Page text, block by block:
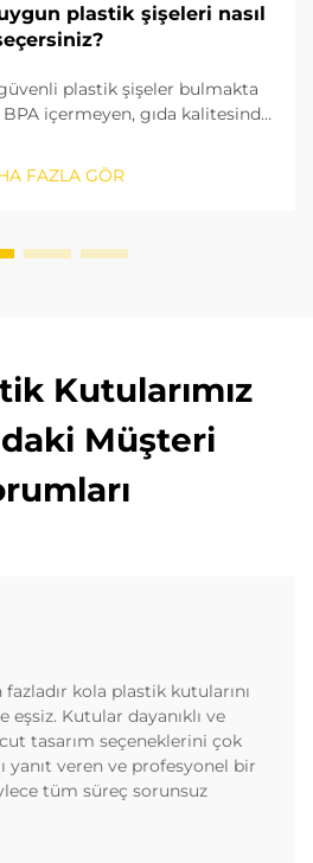
plastik şişeleri nasıl
plastik şişeler bulmakta
içermeyen, gıda kalitesinde
ve doğru boyutu nasıl
FDA ve AB standartlarına
FAZLA GÖR
Kutularımız
Müşteri
kola plastik kutularını
eşsiz. Kutular dayanıklı ve
tasarım seçeneklerini çok
yanıt veren ve profesyonel bir
tüm süreç sorunsuz